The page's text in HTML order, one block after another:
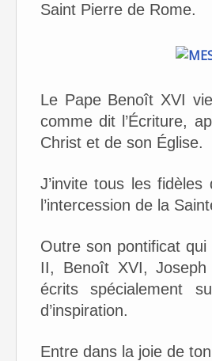
Saint Pierre de Rome.
Le Pape Benoît XVI
comme dit l’Écriture,
Christ et de son Église.
J’invite tous les
l’intercession de la
Outre son pontificat
II, Benoît XVI,
écrits spécialement
d’inspiration.
Entre dans la joie de